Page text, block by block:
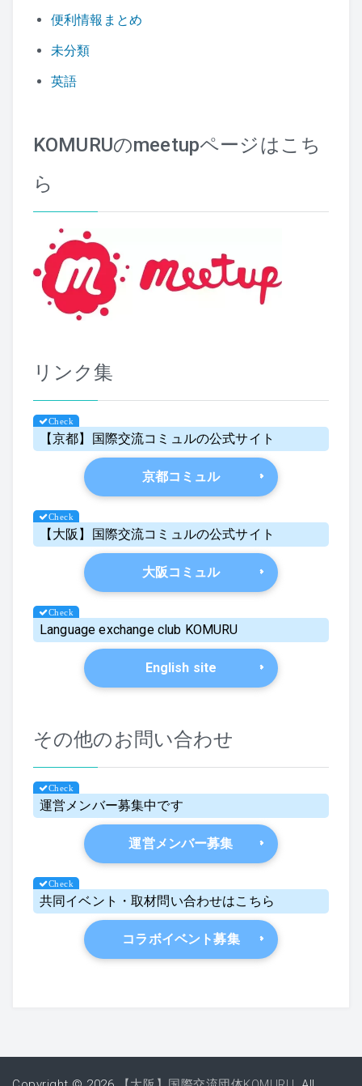
便利情報まとめ
未分類
英語
KOMURUのmeetupページはこち
ら
リンク集
【京都】国際交流コミュルの公式サイト
京都コミュル
【大阪】国際交流コミュルの公式サイト
大阪コミュル
Language exchange club KOMURU
English site
その他のお問い合わせ
運営メンバー募集中です
運営メンバー募集
共同イベント・取材問い合わせはこちら
コラボイベント募集